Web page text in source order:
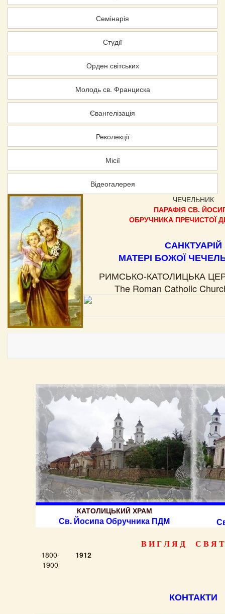
Семінарія
Студії
Орден світських
Молодь св. Франциска
Євангелізація
Реколекції
Місії
Відеогалерея
ЧЕЧЕЛЬНИК
ПАРАФІЯ СВ.
ОБРУЧНИКА ПРЕЧИСТОЇ
САНКТУАРІЙ
МАТЕРІ БОЖОЇ
РИМСЬКО-КАТОЛИЦЬКА
The Roman Catholic
КАТОЛИЦЬКИЙ ХРАМ
Св. Йосипа Обручника ПДМ
В И Г Л Я Д С В Я Т
1800-
1900
1912
КОНТАКТИ